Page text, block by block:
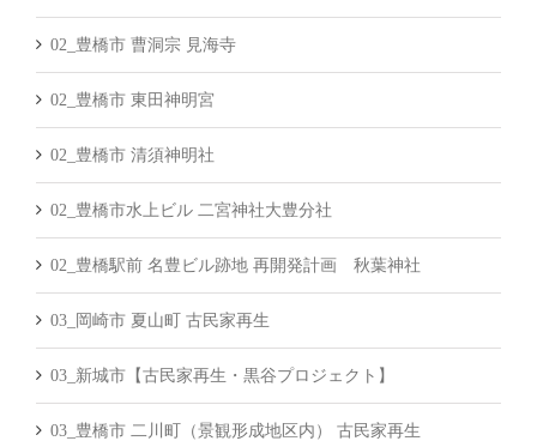
02_豊橋市 曹洞宗 見海寺
02_豊橋市 東田神明宮
02_豊橋市 清須神明社
02_豊橋市水上ビル 二宮神社大豊分社
02_豊橋駅前 名豊ビル跡地 再開発計画 秋葉神社
03_岡崎市 夏山町 古民家再生
03_新城市【古民家再生・黒谷プロジェクト】
03_豊橋市 二川町（景観形成地区内） 古民家再生